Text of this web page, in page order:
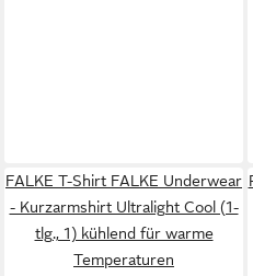
FALKE T-Shirt FALKE Underwear
- Kurzarmshirt Ultralight Cool (1-
tlg., 1) kühlend für warme
Temperaturen